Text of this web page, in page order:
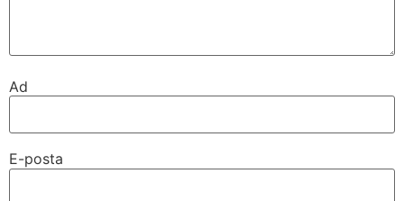
Ad
E-posta